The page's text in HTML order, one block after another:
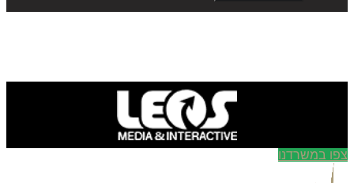
במשרדנו